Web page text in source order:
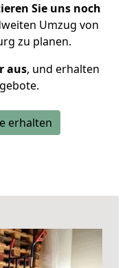
Sie uns noch
Umzug von
zu planen.
aus, und erhalten
erhalten